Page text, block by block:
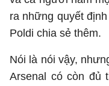
ra những quyết
Poldi chia sẻ thêm.
Nói là nói vậy,
Arsenal có còn đủ